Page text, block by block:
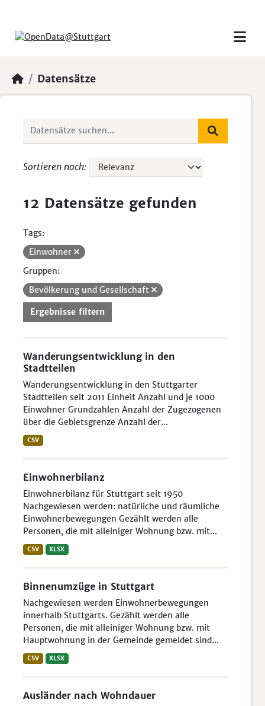
Datensätze
Sortieren nach
12 Datensätze gefunden
Tags:
Einwohner
Gruppen:
Bevölkerung und Gesellschaft
Ergebnisse filtern
Wanderungsentwicklung in den
Stadtteilen
Wanderungsentwicklung in den Stuttgarter
Stadtteilen seit 2011 Einheit Anzahl und je 1000
Einwohner Grundzahlen Anzahl der Zugezogenen
über die Gebietsgrenze Anzahl der...
CSV
Einwohnerbilanz
Einwohnerbilanz für Stuttgart seit 1950
Nachgewiesen werden: natürliche und räumliche
Einwohnerbewegungen Gezählt werden alle
Personen, die mit alleiniger Wohnung bzw. mit...
CSV XLSX
Binnenumzüge in Stuttgart
Nachgewiesen werden Einwohnerbewegungen
innerhalb Stuttgarts. Gezählt werden alle
Personen, die mit alleiniger Wohnung bzw. mit
Hauptwohnung in der Gemeinde gemeldet sind...
CSV XLSX
Ausländer nach Wohndauer